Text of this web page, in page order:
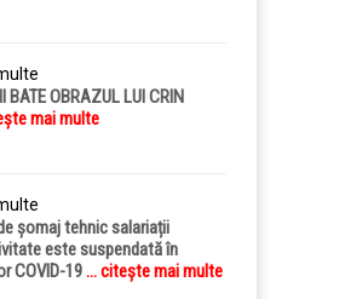
BATE OBRAZUL LUI CRIN
mai multe
șomaj tehnic salariații
este suspendată în
COVID-19... citește mai multe